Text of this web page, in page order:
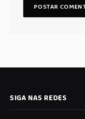
SIGA NAS REDES